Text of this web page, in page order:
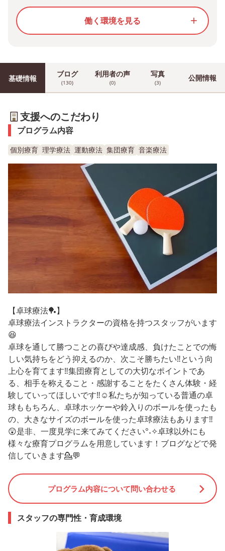
働く環境を見る add
基礎情報 ブログ
(130)
利用者の声
(0)
写真
(3)
公開情報
支援へのこだわり
プログラム内容
個別療育 理学療法 運動療法 集団療育 音楽療法
【卓球療法🏓】
卓球療法インストラクターの資格を持つスタッフがいます
😆
卓球を通して勝つことの喜びや達成感、負けたことでの悔
しい気持ちをどう抑えるのか、次こそ勝ちたい‼という向
上心を育てます‼集団療育としての大切なポイントであ
る、相手を称えること・感謝することをたくさん体験・経
験していってほしいです‼☺私たちが知っている普通の卓
球ももちろん、卓球ホッケーや鈴入りのボールを使ったも
の、大きなサイズのボールを使った卓球療法もあります‼
😲是非、一度見学に来てみてください°˖✧卓球以外にも
様々な療育プログラムを用意しています！ブログなどで発
信していきます💁💬
プログラム内容について問い合わせる
スタッフの専門性・育成環境